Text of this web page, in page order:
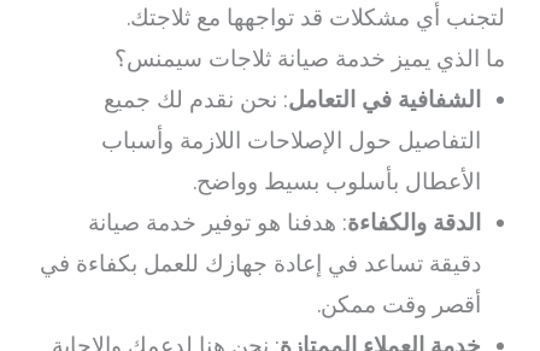
لتجنب أي مشكلات قد تواجهها مع ثلاجتك.
ما الذي يميز خدمة صيانة ثلاجات سيمنس؟
الشفافية في التعامل: نحن نقدم لك جميع
التفاصيل حول الإصلاحات اللازمة وأسباب
الأعطال بأسلوب بسيط وواضح.
الدقة والكفاءة: هدفنا هو توفير خدمة صيانة
دقيقة تساعد في إعادة جهازك للعمل بكفاءة في
أقصر وقت ممكن.